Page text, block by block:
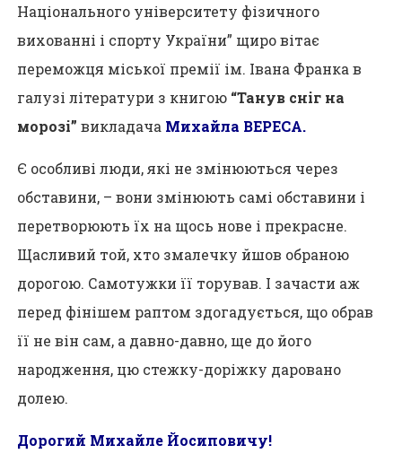
Національного університету фізичного
вихованні і спорту України” щиро вітає
переможця міської премії ім. Івана Франка в
галузі літератури з книгою “Танув сніг на
морозі” викладача Михайла ВЕРЕСА.
Є особливі люди, які не змінюються через
обставини, – вони змінюють самі обставини і
перетворюють їх на щось нове і прекрасне.
Щасливий той, хто змалечку йшов обраною
дорогою. Самотужки її торував. І зачасти аж
перед фінішем раптом здогадується, що обрав
її не він сам, а давно-давно, ще до його
народження, цю стежку-доріжку даровано
долею.
Дорогий Михайле Йосиповичу!